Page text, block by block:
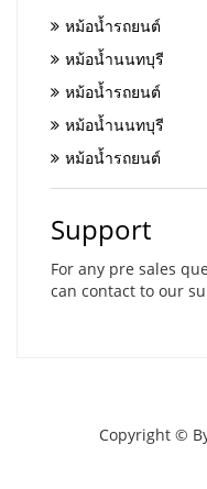
หม้อน้ำรถยนต์
หม้อน้ำนนทบุรี
หม้อน้ำรถยนต์
หม้อน้ำนนทบุรี
หม้อน้ำรถยนต์
Support
For any pre sales
can contact to our
Copyright ©